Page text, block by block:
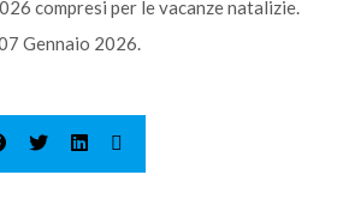
compresi per le vacanze natalizie.
Gennaio 2026.